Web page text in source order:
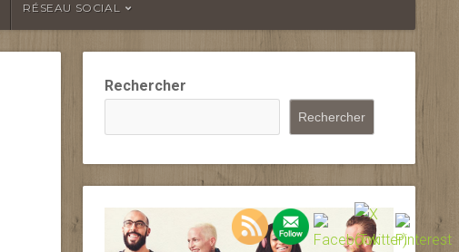
RÉSEAU SOCIAL
Rechercher
Rechercher